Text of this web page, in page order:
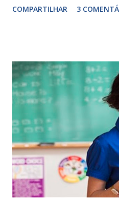
exercitação. E encontrar a
sempre as intervenções feitas
isso ressalta trabalho.
EXPRESSÕES PARA USO EM
escreve O aluno não sabe O
conceitos, está em fase de
Apresenta dificuldades de
Ainda não desenvolveu
ambiente...
COMPARTILHAR 3